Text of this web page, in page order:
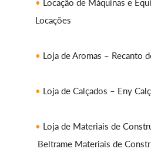
Locação de Máquinas e
Locações
Loja de Aromas – Recanto
Loja de Calçados – Eny
Loja de Materiais de
Beltrame Materiais de